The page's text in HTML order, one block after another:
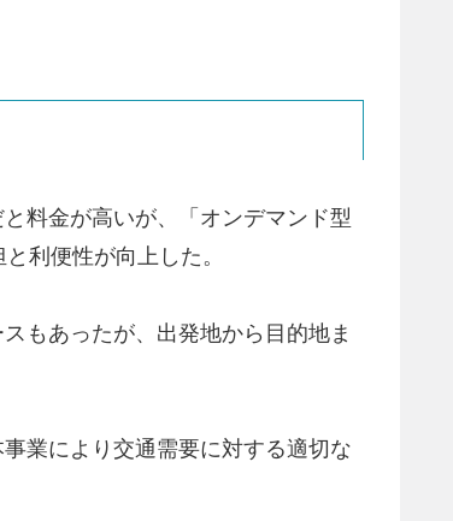
料金が高いが、「オンデマンド型
利便性が向上した。
もあったが、出発地から目的地ま
業により交通需要に対する適切な